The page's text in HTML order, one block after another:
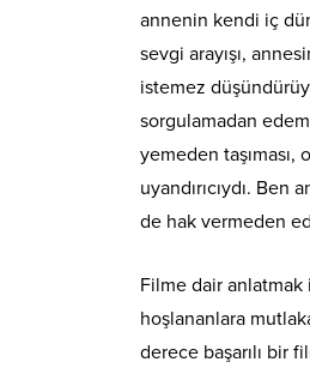
annenin kendi iç
sevgi arayışı,
istemez
sorgulamadan
yemeden
uyandırıcıydı.
de hak vermeden
Filme dair anlatmak
hoşlananlara
derece başarılı bir